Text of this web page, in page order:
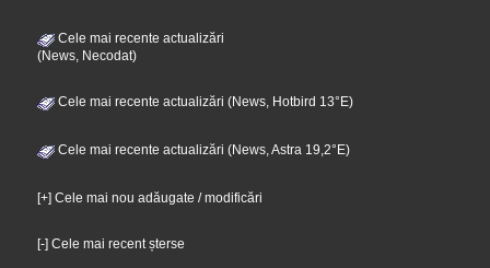
Cele mai recente actualizări
(News, Necodat)
Cele mai recente actualizări (News, Hotbird 13°E)
Cele mai recente actualizări (News, Astra 19,2°E)
[+] Cele mai nou adăugate / modificări
[-] Cele mai recent șterse